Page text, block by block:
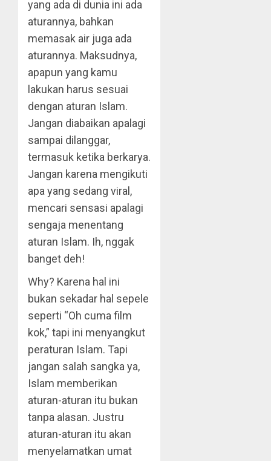
yang ada di dunia ini ada
aturannya, bahkan
memasak air juga ada
aturannya. Maksudnya,
apapun yang kamu
lakukan harus sesuai
dengan aturan Islam.
Jangan diabaikan apalagi
sampai dilanggar,
termasuk ketika berkarya.
Jangan karena mengikuti
apa yang sedang viral,
mencari sensasi apalagi
sengaja menentang
aturan Islam. Ih, nggak
banget deh!
Why? Karena hal ini
bukan sekadar hal sepele
seperti “Oh cuma film
kok,” tapi ini menyangkut
peraturan Islam. Tapi
jangan salah sangka ya,
Islam memberikan
aturan-aturan itu bukan
tanpa alasan. Justru
aturan-aturan itu akan
menyelamatkan umat